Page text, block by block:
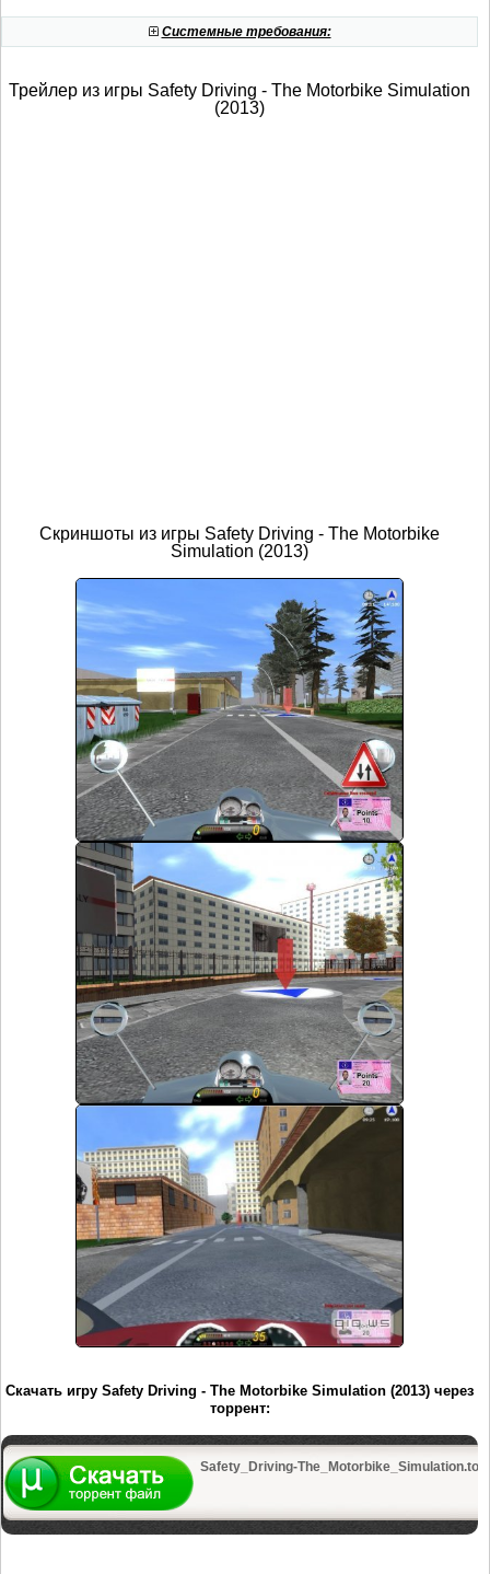
Системные требования:
Трейлер из игры Safety Driving - The Motorbike Simulation
(2013)
Скриншоты из игры Safety Driving - The Motorbike
Simulation (2013)
Скачать игру Safety Driving - The Motorbike Simulation (2013) через
торрент:
Safety_Driving-